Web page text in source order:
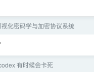
视化密码学与加密协议系统
有时候会卡死